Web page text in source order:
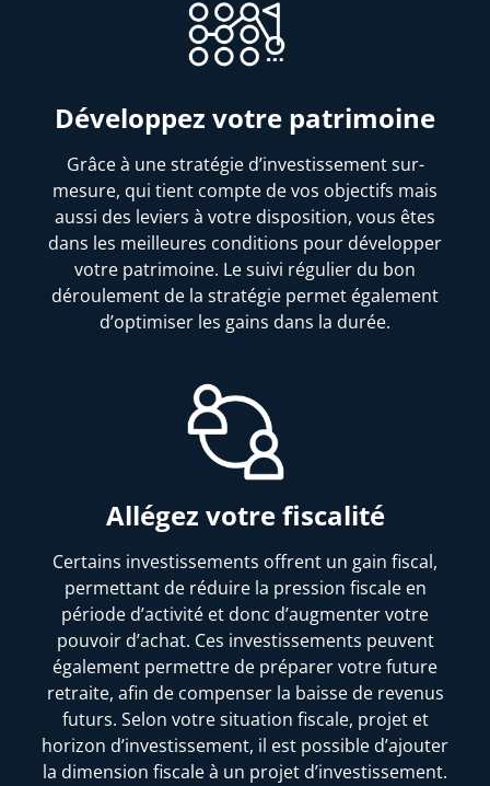
Développez votre patrimoine
Grâce à une stratégie d’investissement sur-
mesure, qui tient compte de vos objectifs mais
aussi des leviers à votre disposition, vous êtes
dans les meilleures conditions pour développer
votre patrimoine. Le suivi régulier du bon
déroulement de la stratégie permet également
d’optimiser les gains dans la durée.
Allégez votre fiscalité
Certains investissements offrent un gain fiscal,
permettant de réduire la pression fiscale en
période d’activité et donc d’augmenter votre
pouvoir d’achat. Ces investissements peuvent
également permettre de préparer votre future
retraite, afin de compenser la baisse de revenus
futurs. Selon votre situation fiscale, projet et
horizon d’investissement, il est possible d’ajouter
la dimension fiscale à un projet d’investissement.